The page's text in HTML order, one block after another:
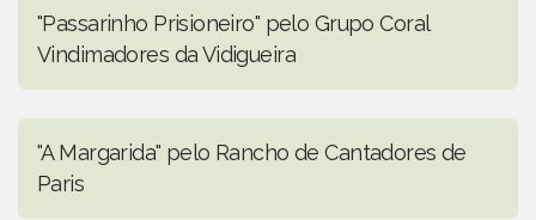
"Passarinho Prisioneiro" pelo Grupo Coral
Vindimadores da Vidigueira
"A Margarida" pelo Rancho de Cantadores de
Paris